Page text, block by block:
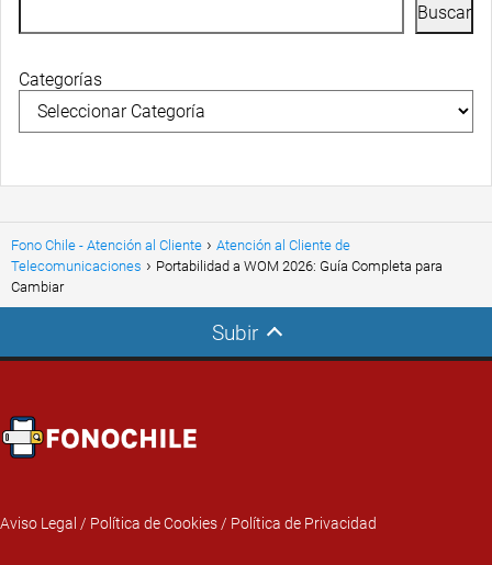
Buscar
Categorías
Fono Chile - Atención al Cliente
Atención al Cliente de
Telecomunicaciones
Portabilidad a WOM 2026: Guía Completa para
Cambiar
Subir
Aviso Legal / Política de Cookies / Política de Privacidad